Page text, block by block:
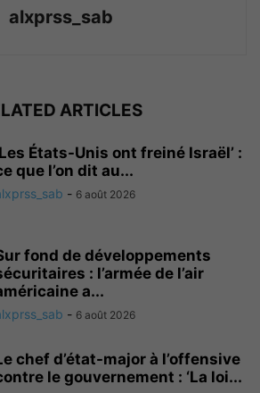
alxprss_sab
ARTICLES
États-Unis ont freiné Israël’ :
que l’on dit au...
- 6 août 2026
fond de développements
: l’armée de l’air
a...
- 6 août 2026
chef d’état-major à l’offensive
le gouvernement : ‘La loi...